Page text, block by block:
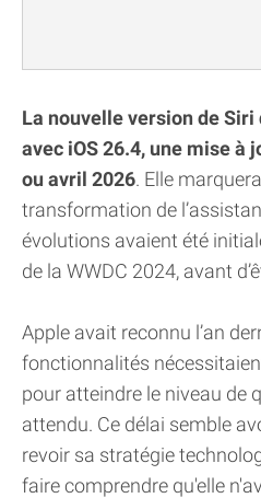
La nouvelle version de
avec iOS 26.4, une mise à
ou avril 2026. Elle
transformation de
évolutions avaient été
de la WWDC 2024, avant
Apple avait reconnu l’an
fonctionnalités
pour atteindre le niveau de
attendu. Ce délai semble
revoir sa stratégie
faire comprendre qu'elle